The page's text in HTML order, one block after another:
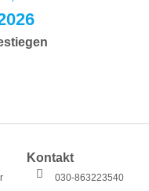
Kontakt
030-863223540